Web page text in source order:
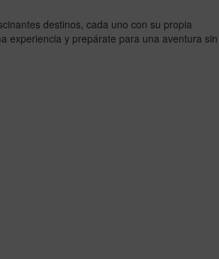
destinos, cada uno con su propia
experiencia y prepárate para una aventura sin